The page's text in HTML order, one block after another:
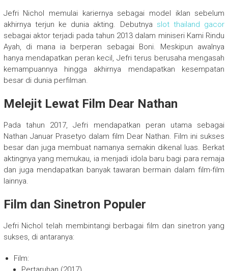
Jefri Nichol memulai kariernya sebagai model iklan sebelum
akhirnya terjun ke dunia akting. Debutnya slot thailand gacor
sebagai aktor terjadi pada tahun 2013 dalam miniseri Kami Rindu
Ayah, di mana ia berperan sebagai Boni. Meskipun awalnya
hanya mendapatkan peran kecil, Jefri terus berusaha mengasah
kemampuannya hingga akhirnya mendapatkan kesempatan
besar di dunia perfilman.
Melejit Lewat Film Dear Nathan
Pada tahun 2017, Jefri mendapatkan peran utama sebagai
Nathan Januar Prasetyo dalam film Dear Nathan. Film ini sukses
besar dan juga membuat namanya semakin dikenal luas. Berkat
aktingnya yang memukau, ia menjadi idola baru bagi para remaja
dan juga mendapatkan banyak tawaran bermain dalam film-film
lainnya.
Film dan Sinetron Populer
Jefri Nichol telah membintangi berbagai film dan sinetron yang
sukses, di antaranya:
Film: